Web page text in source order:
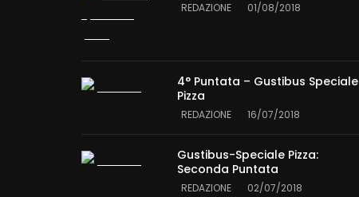
REDAZIONE 01/08/2018
4° Puntata – Gustibus Speciale
Pizza
REDAZIONE 16/07/2018
Gustibus-Speciale Pizza:
Seconda Puntata
REDAZIONE 02/07/2018